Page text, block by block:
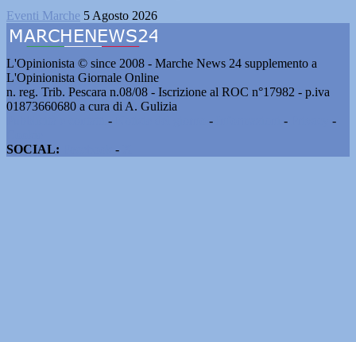
Eventi Marche 5 Agosto 2026
L'Opinionista © since 2008 - Marche News 24 supplemento a
L'Opinionista Giornale Online
n. reg. Trib. Pescara n.08/08 - Iscrizione al ROC n°17982 - p.iva
01873660680 a cura di A. Gulizia
- - -
-
SOCIAL:
-